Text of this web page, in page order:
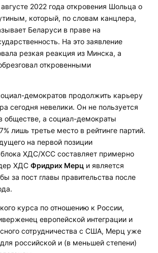
2022 года откровения Шольца о
который, по словам канцлера,
Беларуси в праве на
На это заявление
резкая реакция из Минска, а
откровенными
демократов продолжить карьеру
сегодня невелики. Он не пользуется
обществе, а социал-демократы
лишь третье место в рейтинге партий.
на первой позиции
блока ХДС/ХСС составляет примерно
ХДС Фридрих Мерц и является
за пост главы правительства после
курса по отношению к России,
европейской интеграции и
сотрудничества с США, Мерц уже
российской и (в меньшей степени)